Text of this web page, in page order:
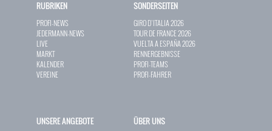
RUBRIKEN
PROFI-NEWS
JEDERMANN-NEWS
LIVE
MARKT
KALENDER
VEREINE
SONDERSEITEN
GIRO D`ITALIA 2026
TOUR DE FRANCE 2026
VUELTA A ESPAÑA 2026
RENNERGEBNISSE
PROFI-TEAMS
PROFI-FAHRER
UNSERE ANGEBOTE ÜBER UNS